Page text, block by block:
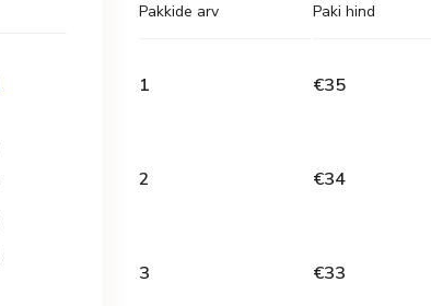
Pakkide arv Paki hind
1 €35
2 €34
3 €33